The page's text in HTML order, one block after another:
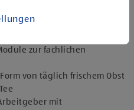
und immer verbunden mit
zur fachlichen
von täglich frischem Obst
mit